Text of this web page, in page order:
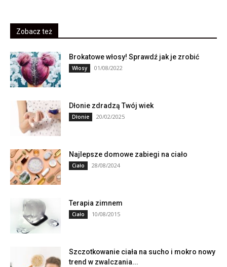
Zobacz też
Brokatowe włosy! Sprawdź jak je zrobić
Włosy 01/08/2022
Dłonie zdradzą Twój wiek
Dłonie 20/02/2025
Najlepsze domowe zabiegi na ciało
Ciało 28/08/2024
Terapia zimnem
Ciało 10/08/2015
Szczotkowanie ciała na sucho i mokro nowy
trend w zwalczania...